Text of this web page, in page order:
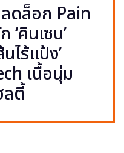
ดล็อก Pain
คินเซน’
นไร้แป้ง’
เนื้อนุ่ม
ลตี้